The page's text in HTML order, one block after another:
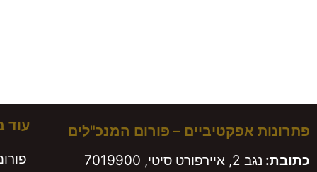
פתרונות אפקטיביים – פורום המנכ"לים
כתובת: נגב 2, איירפורט סיטי, 7019900
עוד